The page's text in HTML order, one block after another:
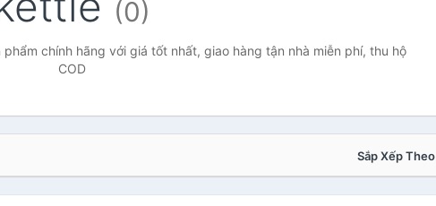
(0)
chính hãng với giá tốt nhất, giao hàng tận nhà miễn phí, thu hộ
COD
Sắp Xếp Theo